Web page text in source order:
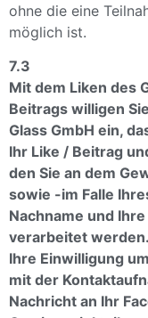
ohne die eine
möglich ist.
7.3
Mit dem Liken des
Beitrags willigen
Glass GmbH ein,
Ihr Like / Beitrag
den Sie an dem
sowie -im Falle
Nachname und
verarbeitet werden.
Ihre Einwilligung
mit der
Nachricht an Ihr